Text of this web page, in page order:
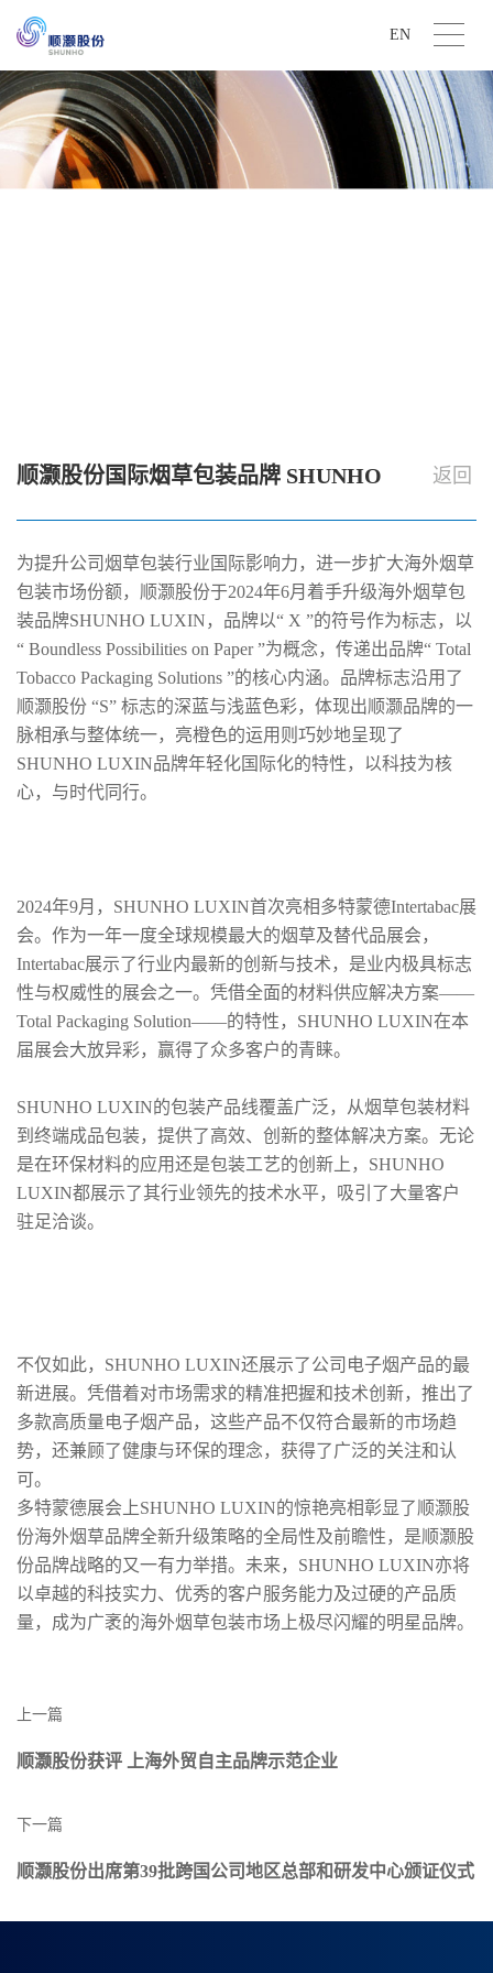
EN
顺灏股份国际烟草包装品牌 SHUNHO
返回
为提升公司烟草包装行业国际影响力，进一步扩大海外烟草
包装市场份额，顺灏股份于2024年6月着手升级海外烟草包
装品牌SHUNHO LUXIN，品牌以“ X ”的符号作为标志，以
“ Boundless Possibilities on Paper ”为概念，传递出品牌“ Total
Tobacco Packaging Solutions ”的核心内涵。品牌标志沿用了
顺灏股份 “S” 标志的深蓝与浅蓝色彩，体现出顺灏品牌的一
脉相承与整体统一，亮橙色的运用则巧妙地呈现了
SHUNHO LUXIN品牌年轻化国际化的特性，以科技为核
心，与时代同行。
2024年9月，SHUNHO LUXIN首次亮相多特蒙德Intertabac展
会。作为一年一度全球规模最大的烟草及替代品展会，
Intertabac展示了行业内最新的创新与技术，是业内极具标志
性与权威性的展会之一。凭借全面的材料供应解决方案——
Total Packaging Solution——的特性，SHUNHO LUXIN在本
届展会大放异彩，赢得了众多客户的青睐。
SHUNHO LUXIN的包装产品线覆盖广泛，从烟草包装材料
到终端成品包装，提供了高效、创新的整体解决方案。无论
是在环保材料的应用还是包装工艺的创新上，SHUNHO
LUXIN都展示了其行业领先的技术水平，吸引了大量客户
驻足洽谈。
不仅如此，SHUNHO LUXIN还展示了公司电子烟产品的最
新进展。凭借着对市场需求的精准把握和技术创新，推出了
多款高质量电子烟产品，这些产品不仅符合最新的市场趋
势，还兼顾了健康与环保的理念，获得了广泛的关注和认
可。
多特蒙德展会上SHUNHO LUXIN的惊艳亮相彰显了顺灏股
份海外烟草品牌全新升级策略的全局性及前瞻性，是顺灏股
份品牌战略的又一有力举措。未来，SHUNHO LUXIN亦将
以卓越的科技实力、优秀的客户服务能力及过硬的产品质
量，成为广袤的海外烟草包装市场上极尽闪耀的明星品牌。
上一篇
顺灏股份获评 上海外贸自主品牌示范企业
下一篇
顺灏股份出席第39批跨国公司地区总部和研发中心颁证仪式